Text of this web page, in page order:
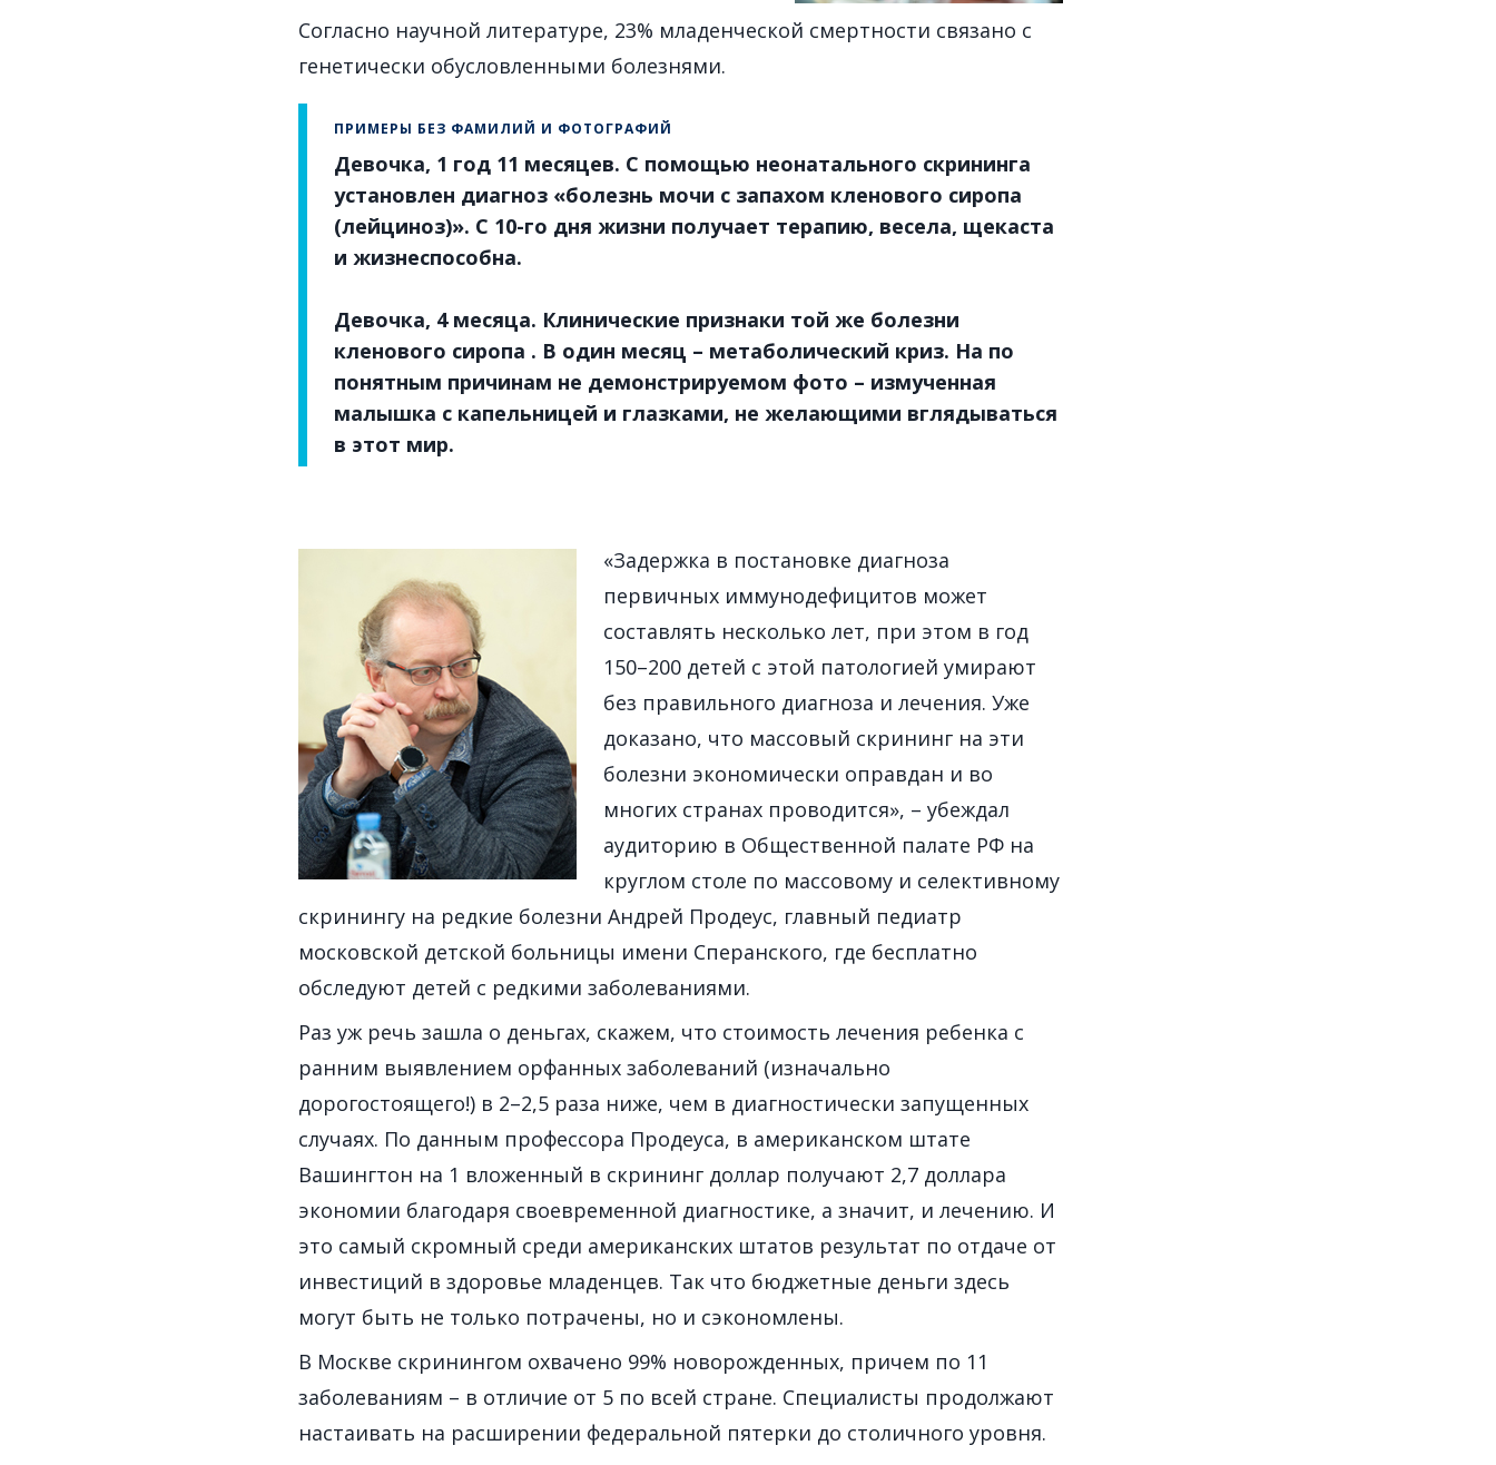
Согласно научной литературе, 23% младенческой смертности связано с
генетически обусловленными болезнями.
ПРИМЕРЫ БЕЗ ФАМИЛИЙ И ФОТОГРАФИЙ
Девочка, 1 год 11 месяцев. С помощью неонатального скрининга
установлен диагноз «болезнь мочи с запахом кленового сиропа
(лейциноз)». С 10-го дня жизни получает терапию, весела, щекаста
и жизнеспособна.
Девочка, 4 месяца. Клинические признаки той же болезни
кленового сиропа . В один месяц – метаболический криз. На по
понятным причинам не демонстрируемом фото – измученная
малышка с капельницей и глазками, не желающими вглядываться
«Задержка в постановке диагноза
первичных иммунодефицитов может
составлять несколько лет, при этом в год
150–200 детей с этой патологией умирают
без правильного диагноза и лечения. Уже
доказано, что массовый скрининг на эти
болезни экономически оправдан и во
многих странах проводится», – убеждал
аудиторию в Общественной палате РФ на
круглом столе по массовому и селективному
скринингу на редкие болезни Андрей Продеус, главный педиатр
московской детской больницы имени Сперанского, где бесплатно
обследуют детей с редкими заболеваниями.
Раз уж речь зашла о деньгах, скажем, что стоимость лечения ребенка с
ранним выявлением орфанных заболеваний (изначально
дорогостоящего!) в 2–2,5 раза ниже, чем в диагностически запущенных
случаях. По данным профессора Продеуса, в американском штате
Вашингтон на 1 вложенный в скрининг доллар получают 2,7 доллара
экономии благодаря своевременной диагностике, а значит, и лечению. И
это самый скромный среди американских штатов результат по отдаче от
инвестиций в здоровье младенцев. Так что бюджетные деньги здесь
могут быть не только потрачены, но и сэкономлены.
В Москве скринингом охвачено 99% новорожденных, причем по 11
заболеваниям – в отличие от 5 по всей стране. Специалисты продолжают
настаивать на расширении федеральной пятерки до столичного уровня.